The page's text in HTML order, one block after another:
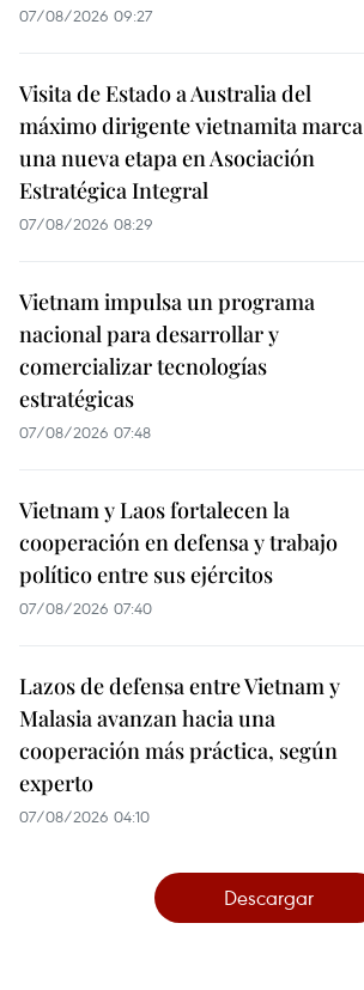
07/08/2026 09:27
Visita de Estado a Australia del
máximo dirigente vietnamita marca
una nueva etapa en Asociación
Estratégica Integral
07/08/2026 08:29
Vietnam impulsa un programa
nacional para desarrollar y
comercializar tecnologías
estratégicas
07/08/2026 07:48
Vietnam y Laos fortalecen la
cooperación en defensa y trabajo
político entre sus ejércitos
07/08/2026 07:40
Lazos de defensa entre Vietnam y
Malasia avanzan hacia una
cooperación más práctica, según
experto
07/08/2026 04:10
Descargar